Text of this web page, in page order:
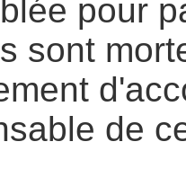
pour
sont
de